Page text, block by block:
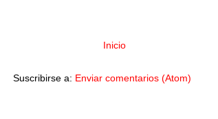
Inicio
Suscribirse a: Enviar comentarios (Atom)